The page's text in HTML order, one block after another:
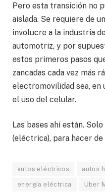
Pero esta transición no
aislada. Se requiere de
involucre a la industria
automotriz, y por
estos primeros pasos
zancadas cada vez más
electromovilidad sea, en
el uso del celular.
Las bases ahí están.
(eléctrica), para hacer
autos eléctricos autos
energía eléctrica Uber